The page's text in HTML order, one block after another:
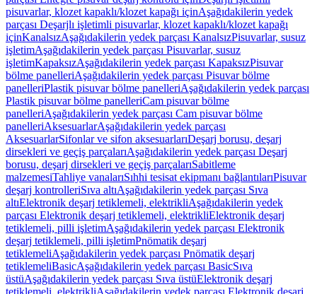
pisuvarlar, klozet kapaklı/klozet kapağı içinAşağıdakilerin yedek
parçası Deşarjlı işletimli pisuvarlar, klozet kapaklı/klozet kapağı
içinKanalsızAşağıdakilerin yedek parçası KanalsızPisuvarlar, susuz
işletimAşağıdakilerin yedek parçası Pisuvarlar, susuz
işletimKapaksızAşağıdakilerin yedek parçası KapaksızPisuvar
bölme panelleriAşağıdakilerin yedek parçası Pisuvar bölme
panelleriPlastik pisuvar bölme panelleriAşağıdakilerin yedek parçası
Plastik pisuvar bölme panelleriCam pisuvar bölme
panelleriAşağıdakilerin yedek parçası Cam pisuvar bölme
panelleriAksesuarlarAşağıdakilerin yedek parçası
AksesuarlarSifonlar ve sifon aksesuarlarıDeşarj borusu, deşarj
dirsekleri ve geçiş parçalarıAşağıdakilerin yedek parçası Deşarj
borusu, deşarj dirsekleri ve geçiş parçalarıSabitleme
malzemesiTahliye vanalarıSıhhi tesisat ekipmanı bağlantılarıPisuvar
deşarj kontrolleriSıva altıAşağıdakilerin yedek parçası Sıva
altıElektronik deşarj tetiklemeli, elektrikliAşağıdakilerin yedek
parçası Elektronik deşarj tetiklemeli, elektrikliElektronik deşarj
tetiklemeli, pilli işletimAşağıdakilerin yedek parçası Elektronik
deşarj tetiklemeli, pilli işletimPnömatik deşarj
tetiklemeliAşağıdakilerin yedek parçası Pnömatik deşarj
tetiklemeliBasicAşağıdakilerin yedek parçası BasicSıva
üstüAşağıdakilerin yedek parçası Sıva üstüElektronik deşarj
tetiklemeli, elektrikliAşağıdakilerin yedek parçası Elektronik deşarj